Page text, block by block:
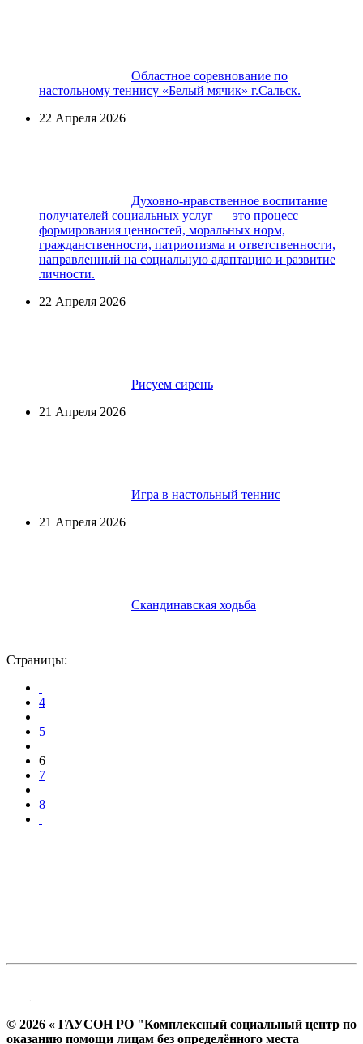
Областное соревнование по
настольному теннису «Белый мячик» г.Сальск.
22 Апреля 2026
Духовно-нравственное воспитание
получателей социальных услуг — это процесс
формирования ценностей, моральных норм,
гражданственности, патриотизма и ответственности,
направленный на социальную адаптацию и развитие
личности.
22 Апреля 2026
Рисуем сирень
21 Апреля 2026
Игра в настольный теннис
21 Апреля 2026
Скандинавская ходьба
Страницы:
4
5
6
7
8
© 2026 « ГАУСОН РО "Комплексный социальный центр по
оказанию помощи лицам без определённого места